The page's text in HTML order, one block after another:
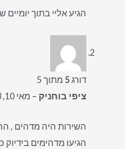
הגיע אליי בתוך
דורג5 מתוך 5
ציפי בוחניק – מאי 10, 2023
השירות היה מדהים ,
הגיעו מדהימים